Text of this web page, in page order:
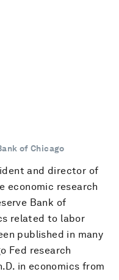
of Chicago
and director of
economic research
Bank of
related to labor
published in many
Fed research
in economics from